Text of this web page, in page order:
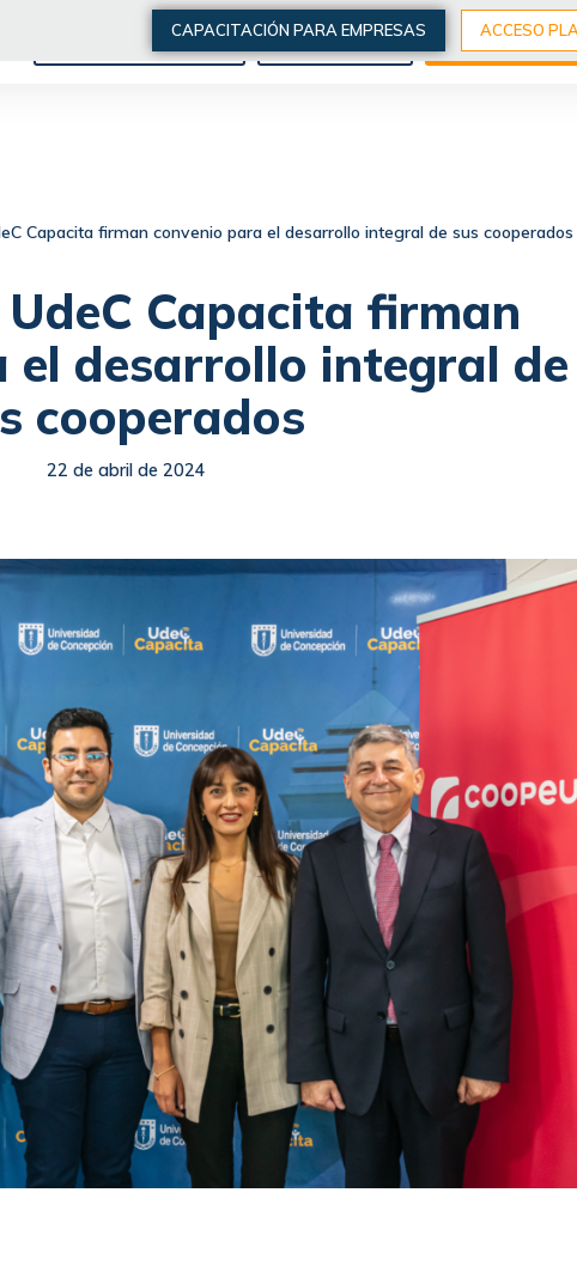
CAPACITACIÓN PARA EMPRESAS ACCESO
ARTÍCULOS DE INTERÉS QUIÉNES SOMOS EXPLORA
Capacita firman convenio para el desarrollo integral de sus cooperados
UdeC Capacita firman
el desarrollo integral de
cooperados
22 de abril de 2024